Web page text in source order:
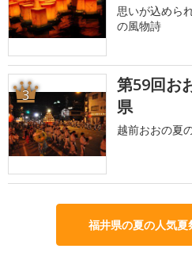
思いが込めら
の風物詩
3
第59回お
県
越前おおの夏
福井県の夏の人気